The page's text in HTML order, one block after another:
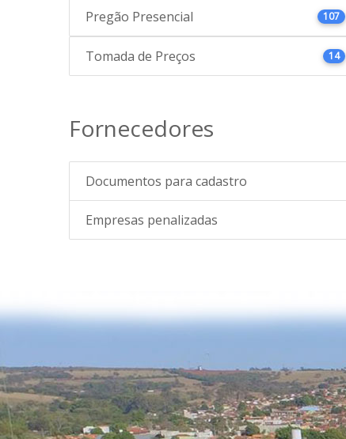
Pregão Presencial 107
Tomada de Preços 14
Fornecedores
Documentos para cadastro
Empresas penalizadas